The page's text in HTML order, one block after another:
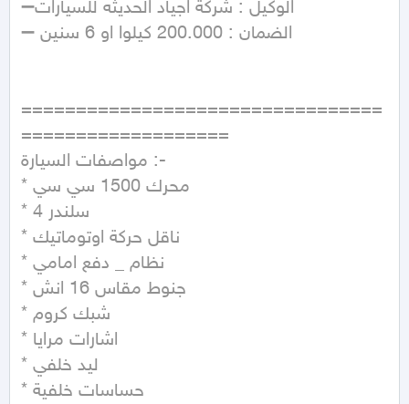
➖الوكيل : شركة اجياد الحديثه للسيارات
➖ الضمان : 200.000 كيلوا او 6 سنين
=================================
===================
مواصفات السيارة :-
* محرك 1500 سي سي
* 4 سلندر
* ناقل حركة اوتوماتيك
* نظام _ دفع امامي
* جنوط مقاس 16 انش
* شبك كروم
* اشارات مرايا
* ليد خلفي
* حساسات خلفية